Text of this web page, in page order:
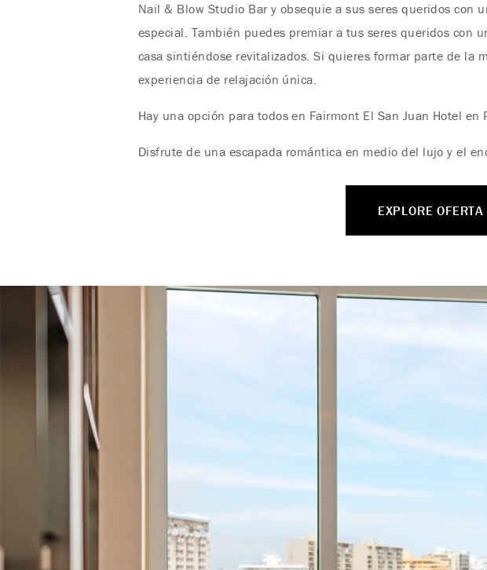
Nail & Blow Studio Bar y obsequie a sus seres queridos con
especial. También puedes premiar a tus seres queridos con
casa sintiéndose revitalizados. Si quieres formar parte de la
experiencia de relajación única.
Hay una opción para todos en Fairmont El San Juan Hotel en
Disfrute de una escapada romántica en medio del lujo y el
EXPLORE OFERTA